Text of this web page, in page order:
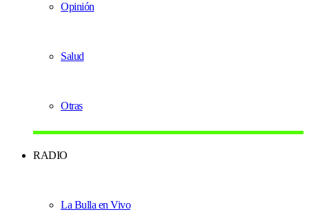
Opinión
Salud
Otras
RADIO
La Bulla en Vivo